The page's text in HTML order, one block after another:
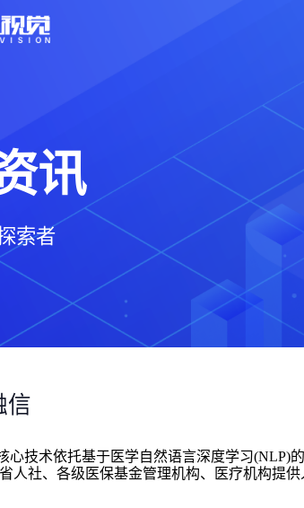
讯
索者
信
心技术依托基于医学自然语言深度学习(NLP)
人社、各级医保基金管理机构、医疗机构提供